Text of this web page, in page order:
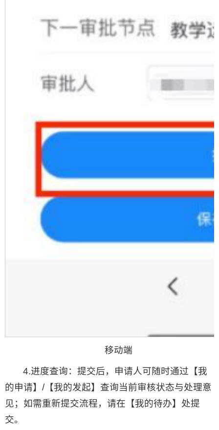
移动端
4.进度查询：提交后，申请人可随时通过【我
的申请】/【我的发起】查询当前审核状态与处理意
见；如需重新提交流程，请在【我的待办】处提
交。